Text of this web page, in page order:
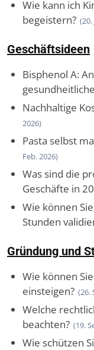
Wie kann ich
begeistern? (20.
Geschäftsideen
Bisphenol A:
Nachhaltige
2026)
Pasta selbst
Feb. 2026)
Was sind die
Geschäfte in
Wie können
Stunden
Gründung und
Wie können
einsteigen? (26.
Welche
beachten? (19.
Wie schützen